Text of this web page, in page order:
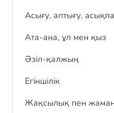
Асығу, аптығу,
Ата-ана, ұл мен қыз
Әзіл-қалжың
Егіншілік
Жақсылық пен